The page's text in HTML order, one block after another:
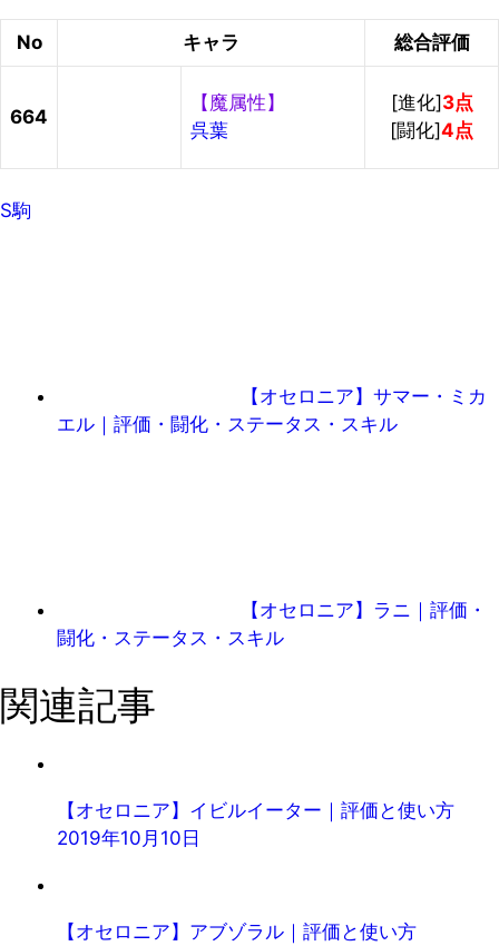
No キャラ 総合評価
664
【魔属性】
呉葉
[進化]3点
[闘化]4点
S駒
【オセロニア】サマー・ミカ
エル｜評価・闘化・ステータス・スキル
【オセロニア】ラニ｜評価・
闘化・ステータス・スキル
関連記事
【オセロニア】イビルイーター｜評価と使い方
2019年10月10日
【オセロニア】アブゾラル｜評価と使い方